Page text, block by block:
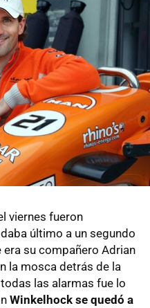
viernes fueron
último a un segundo
su compañero Adrian
la mosca detrás de la
las alarmas fue lo
Winkelhock se quedó a